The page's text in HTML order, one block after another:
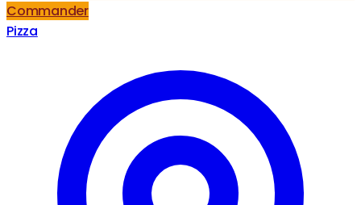
Commander
Pizza